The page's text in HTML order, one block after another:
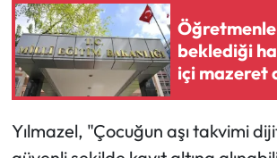
beklediği
içi mazeret
sonuçları
Yılmazel, "Çocuğun aşı takvimi
Uğurludağ Haberleri
Yaşam
Yayla Haber
Yemek Tarifleri